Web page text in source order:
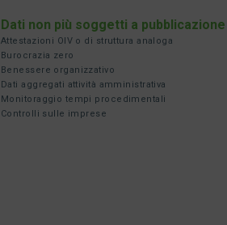
Dati non più soggetti a
Attestazioni OIV o di struttura analoga
Burocrazia zero
Benessere organizzativo
Dati aggregati attività amministrativa
Monitoraggio tempi procedimentali
Controlli sulle imprese